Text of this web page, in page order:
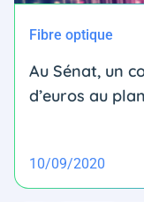
Fibre optique
Au Sénat, un
d’euros au
10/09/2020